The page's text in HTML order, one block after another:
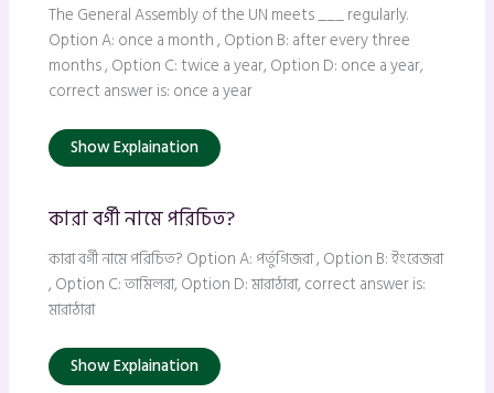
The General Assembly of the UN meets ___ regularly.
Option A: once a month , Option B: after every three
months , Option C: twice a year, Option D: once a year,
correct answer is: once a year
Show Explaination
কারা বর্গী নামে পরিচিত?
কারা বর্গী নামে পরিচিত? Option A: পর্তুগিজরা , Option B: ইংরেজরা
, Option C: তামিলরা, Option D: মারাঠারা, correct answer is:
মারাঠারা
Show Explaination